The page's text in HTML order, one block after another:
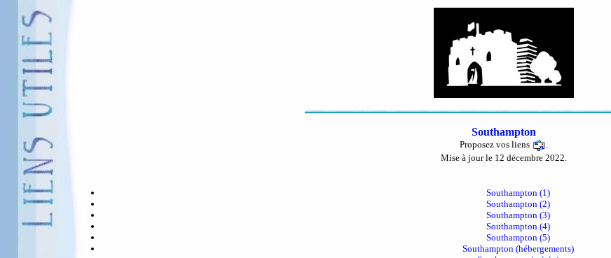
Southampton
Proposez vos liens
Mise à jour le 12 décembre 2022.
Southampton (1)
Southampton (2)
Southampton (3)
Southampton (4)
Southampton (5)
Southampton (hébergements)